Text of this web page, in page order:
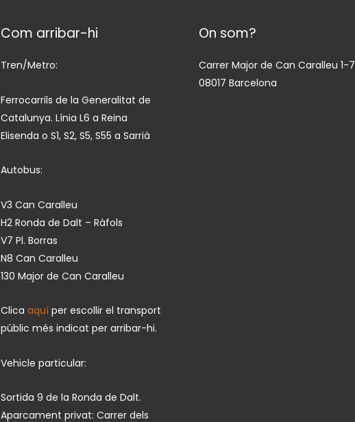
Com arribar-hi
Tren/Metro:
Ferrocarrils de la Generalitat de
Catalunya. Línia L6 a Reina
Elisenda o S1, S2, S5, S55 a Sarrià
Autobus:
V3 Can Caralleu
H2 Ronda de Dalt – Ràfols
V7 Pl. Borras
N8 Can Caralleu
130 Major de Can Caralleu
Clica aquí per escollir el transport
públic més indicat per arribar-hi.
Vehicle particular:
Sortida 9 de la Ronda de Dalt.
Aparcament privat: Carrer dels
On som?
Carrer Major de Can Caralleu 1-
08017 Barcelona